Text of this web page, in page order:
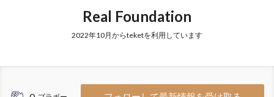
Real Foundation
2022年10月からteketを利用しています